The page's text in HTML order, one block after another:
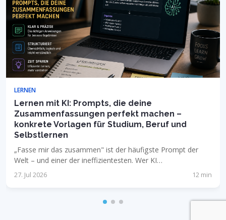
LERNEN
Lernen mit KI: Prompts, die deine
Zusammenfassungen perfekt machen –
konkrete Vorlagen für Studium, Beruf und
Selbstlernen
„Fasse mir das zusammen" ist der häufigste Prompt der
Welt – und einer der ineffizientesten. Wer KI…
27. Jul 2026 12 min